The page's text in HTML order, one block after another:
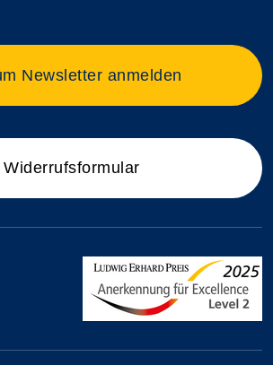
Newsletter anmelden
Widerrufsformular